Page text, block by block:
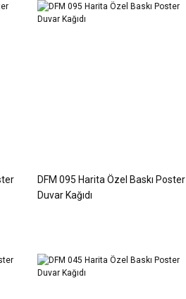
DFM 095 Harita Özel Baskı Poster
Duvar Kağıdı